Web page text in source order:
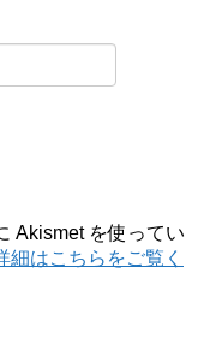
Akismet を使ってい
細はこちらをご覧く